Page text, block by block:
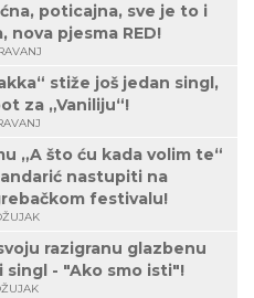
poticajna, sve je to i
nova pjesma RED!
stiže još jedan singl,
za „Vaniliju“!
„A što ću kada volim te“
nastupiti na
festivalu!
razigranu glazbenu
singl - "Ako smo isti"!